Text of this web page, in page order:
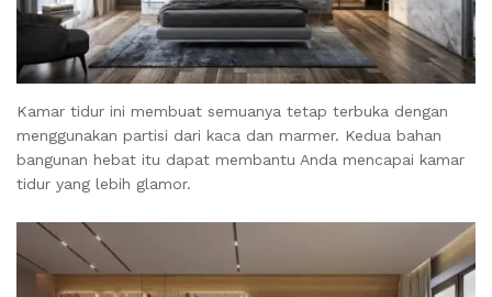
Kamar tidur ini membuat semuanya tetap terbuka dengan
menggunakan partisi dari kaca dan marmer. Kedua bahan
bangunan hebat itu dapat membantu Anda mencapai kamar
tidur yang lebih glamor.